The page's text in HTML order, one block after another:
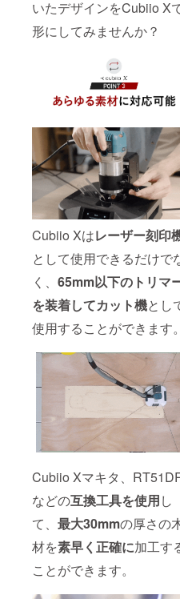
いたデザインをCubiio X
形にしてみませんか？
Cubiio Xはレーザー刻印
として使用できるだけで
く、 65mm以下のトリマ
を装着してカット機とし
使用することができます。
Cubiio Xマキタ、
などの互換工具を使用し
て、 最大30mmの厚さの
材を素早く正確に加工す
ことができます。